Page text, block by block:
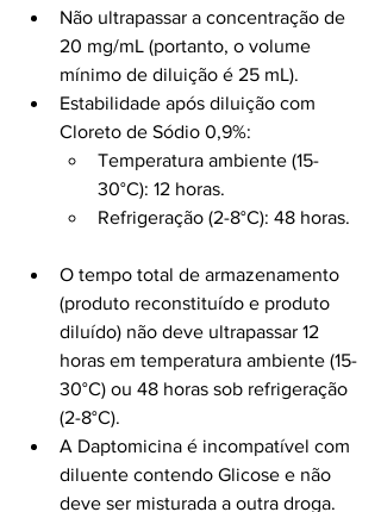
Não ultrapassar a concentração de
20 mg/mL (portanto, o volume
mínimo de diluição é 25 mL).
Estabilidade após diluição com
Cloreto de Sódio 0,9%:
Temperatura ambiente (15-
30°C): 12 horas.
Refrigeração (2-8°C): 48 horas.
O tempo total de armazenamento
(produto reconstituído e produto
diluído) não deve ultrapassar 12
horas em temperatura ambiente (15-
30°C) ou 48 horas sob refrigeração
(2-8°C).
A Daptomicina é incompatível com
diluente contendo Glicose e não
deve ser misturada a outra droga.